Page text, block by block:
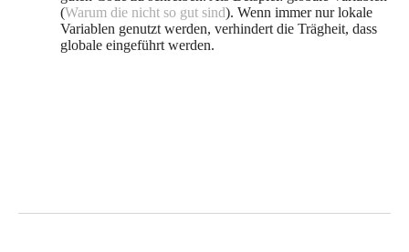
(Warum die nicht so gut sind). Wenn immer nur lokale
Variablen genutzt werden, verhindert die Trägheit, dass
globale eingeführt werden.